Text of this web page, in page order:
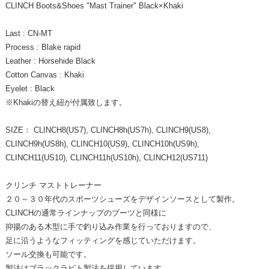
CLINCH Boots&Shoes "Mast Trainer" Black×Khaki
Last : CN-MT
Process : Blake rapid
Leather : Horsehide Black
Cotton Canvas : Khaki
Eyelet : Black
※Khakiの替え紐が付属致します。
SIZE： CLINCH8(US7), CLINCH8h(US7h), CLINCH9(US8),
CLINCH9h(US8h), CLINCH10(US9), CLINCH10h(US9h),
CLINCH11(US10), CLINCH11h(US10h), CLINCH12(US711)
クリンチ マストトレーナー
２０～３０年代のスポーツシューズをデザインソースとして製作。
CLINCHの通常ラインナップのブーツと同様に
抑揚のある木型に手で釣り込み作業を行っておりますので、
足に沿うようなフィッティングを感じていただけます。
ソール交換も可能です。